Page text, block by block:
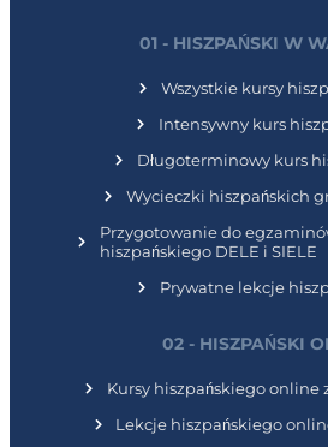
01 - HISZPAŃSKI W
Wszystkie kursy
Intensywny kurs
Długoterminowy kurs
Wycieczki hiszpańskich
Przygotowanie do
hiszpańskiego DELE i SIELE
Prywatne lekcje
02 - HISZPAŃSKI
Kursy hiszpańskiego online
Lekcje hiszpańskiego